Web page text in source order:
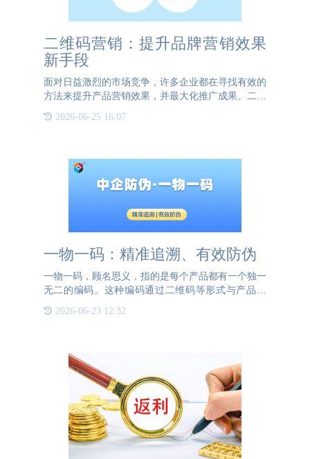
二维码营销：提升品牌营销效果
新手段
面对日益激烈的市场竞争，许多企业都在寻找有效的
方法来提升产品营销效果，并最大化推广成果。二维
靠的防伪保障，还成为了促进产品营销与推广的有效
2026-06-25 16:07
一物一码：精准追溯、有效防伪
一物一码，顾名思义，指的是每个产品都有一个独一
无二的编码。这种编码通过二维码等形式与产品绑
定，实现了产品与信息的精准对应。这种方式的主要
优势在于，它能为每个产品提供一个独特的身份标
2026-06-23 12:32